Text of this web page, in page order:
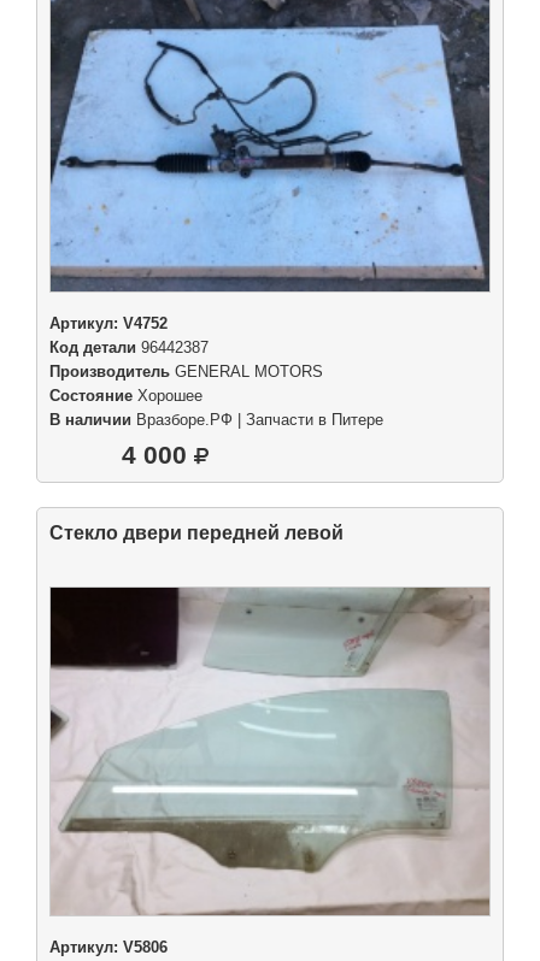
Артикул: V4752
Код детали 96442387
Производитель GENERAL MOTORS
Состояние Хорошее
В наличии Вразборе.РФ | Запчасти в Питере
4 000
Стекло двери передней левой
Артикул: V5806